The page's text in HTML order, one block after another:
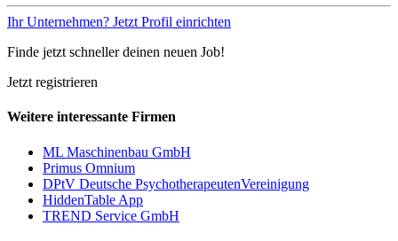
Ihr Unternehmen? Jetzt Profil einrichten
Finde jetzt schneller deinen neuen Job!
Jetzt registrieren
Weitere interessante Firmen
ML Maschinenbau GmbH
Primus Omnium
DPtV Deutsche PsychotherapeutenVereinigung
HiddenTable App
TREND Service GmbH